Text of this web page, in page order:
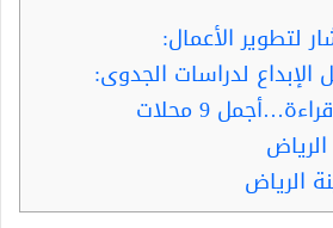
لتطوير الأعمال:
لدراسات الجدوى:
ربما تفيدك قراءة…أجمل 9 محلات
الرياض